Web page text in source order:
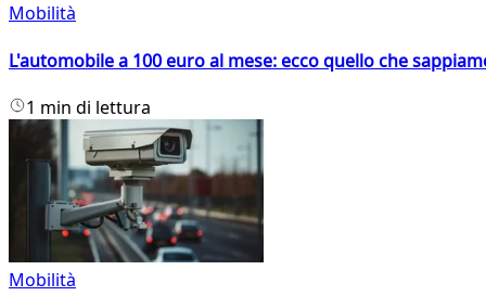
Mobilità
L'automobile a 100 euro al mese: ecco quello che
1 min di lettura
Mobilità